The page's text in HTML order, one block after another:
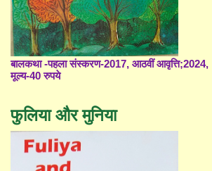
बालकथा -पहला संस्करण-2017, आठवीं आवृत्ति;2024,
मूल्य-40 रुपये
फुलिया और मुनिया